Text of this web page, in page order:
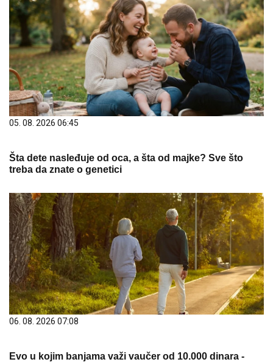
05. 08. 2026 06:45
Šta dete nasleđuje od oca, a šta od majke? Sve što
treba da znate o genetici
06. 08. 2026 07:08
Evo u kojim banjama važi vaučer od 10.000 dinara -